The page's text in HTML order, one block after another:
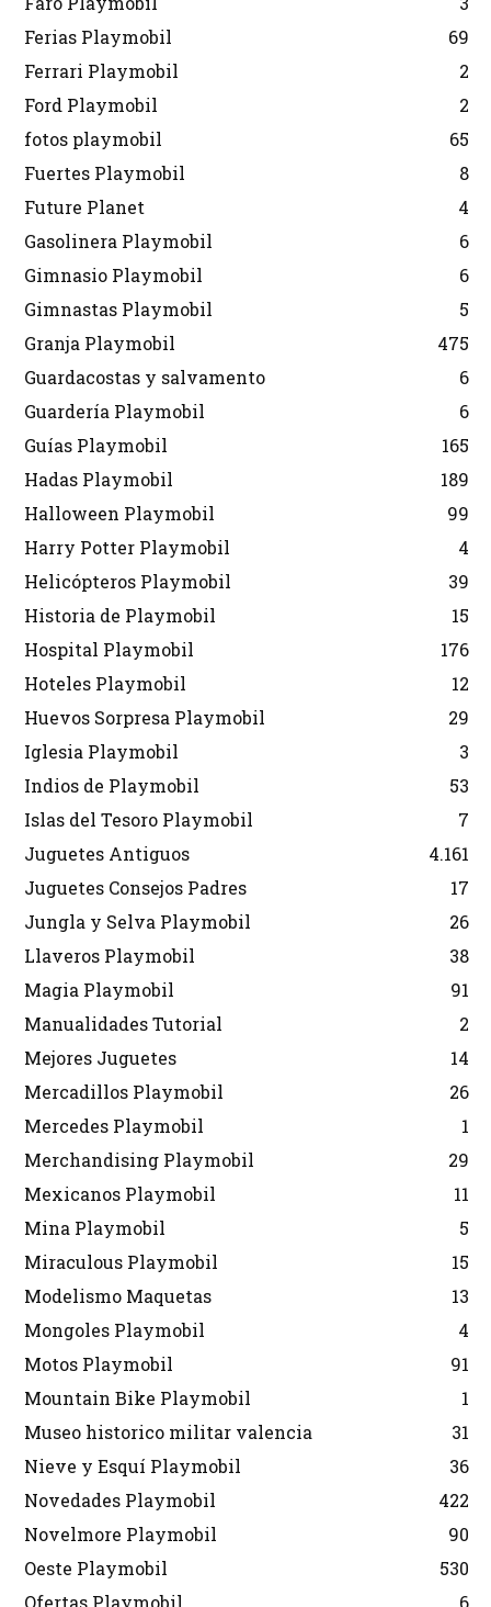
Ferias Playmobil
69
Ferrari Playmobil
2
Ford Playmobil
2
fotos playmobil
65
Fuertes Playmobil
8
Future Planet
4
Gasolinera Playmobil
6
Gimnasio Playmobil
6
Gimnastas Playmobil
5
Granja Playmobil
475
Guardacostas y salvamento
6
Guardería Playmobil
6
Guías Playmobil
165
Hadas Playmobil
189
Halloween Playmobil
99
Harry Potter Playmobil
4
Helicópteros Playmobil
39
Historia de Playmobil
15
Hospital Playmobil
176
Hoteles Playmobil
12
Huevos Sorpresa Playmobil
29
Iglesia Playmobil
3
Indios de Playmobil
53
Islas del Tesoro Playmobil
7
Juguetes Antiguos
4.161
Juguetes Consejos Padres
17
Jungla y Selva Playmobil
26
Llaveros Playmobil
38
Magia Playmobil
91
Manualidades Tutorial
2
Mejores Juguetes
14
Mercadillos Playmobil
26
Mercedes Playmobil
1
Merchandising Playmobil
29
Mexicanos Playmobil
11
Mina Playmobil
5
Miraculous Playmobil
15
Modelismo Maquetas
13
Mongoles Playmobil
4
Motos Playmobil
91
Mountain Bike Playmobil
1
Museo historico militar valencia
31
Nieve y Esquí Playmobil
36
Novedades Playmobil
422
Novelmore Playmobil
90
Oeste Playmobil
530
Ofertas Playmobil
6